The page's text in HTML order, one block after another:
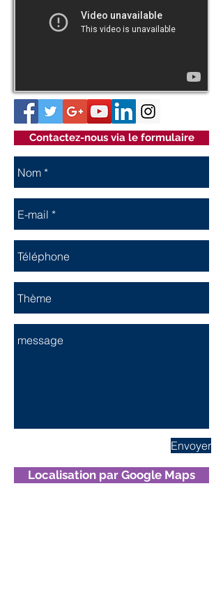
Contactez-nous via le formulaire
Envoyer
Localisation par Google Maps